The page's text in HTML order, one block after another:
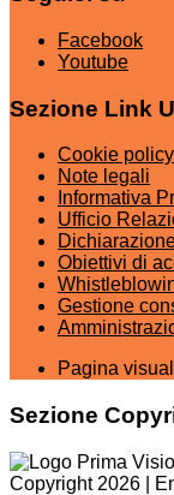
Facebook
Youtube
Sezione Link
Cookie policy
Note legali
Informativa
Ufficio
Obiettivi di
Gestione
Pagina
Sezione
Copyright 2026 |